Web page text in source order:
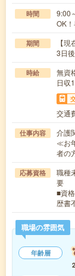
時間
9:00
OK
期間
【
3日
時給
無資
日収
交通
仕事内容
介護
≪お
者の
応募資格
職種
要
■資
歴書
職場の雰囲気
年齢層